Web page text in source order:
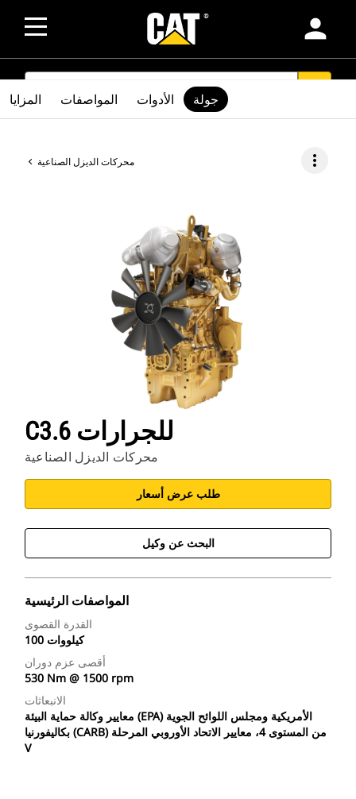
person
SEARCH
محركات الديزل الصناعية more_vert
C3.6 للجرارات
محركات الديزل الصناعية
طلب عرض أسعار
البحث عن وكيل
المواصفات الرئيسية
القدرة القصوى
100 كيلووات
أقصى عزم دوران
530 Nm @ 1500 rpm
الانبعاثات
معايير وكالة حماية البيئة (EPA) الأمريكية ومجلس اللوائح الجوية
بكاليفورنيا (CARB) من المستوى 4، معايير الاتحاد الأوروبي المرحلة
V
المزايا المواصفات الأدوات جولة